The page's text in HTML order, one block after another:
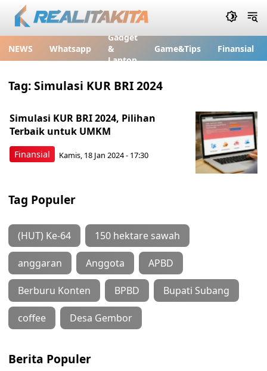
NEWS Whatsapp
Gadget
&
Laptop
Game&Tips Finansial
Tag:Simulasi KUR BRI 2024
Finansial
Simulasi KUR BRI 2024, Pilihan
Terbaik untuk UMKM
Kamis, 18 Jan 2024 - 17:30
Tag Populer
(HUT) Ke-64 150 hektare sawah
anggaran Anggota APBD
Berburu Konten BPBD Bupati Subang
coffee Desa Gembor
Berita Populer